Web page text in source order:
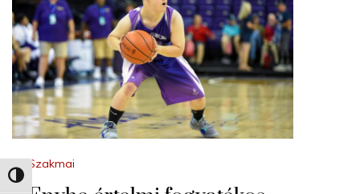
Nagy kontraszt váltása
Szakmai